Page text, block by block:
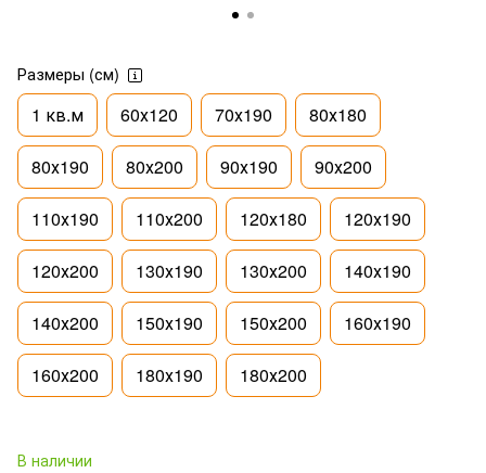
Размеры (см)
1 кв.м 60х120 70х190 80х180
80х190 80х200 90х190 90х200
110х190 110х200 120х180 120х190
120х200 130х190 130х200 140х190
140х200 150х190 150х200 160х190
160х200 180х190 180х200
В наличии